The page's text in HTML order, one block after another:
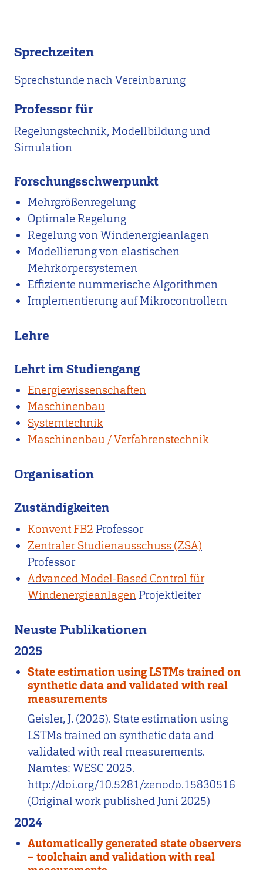
Sprechzeiten
Sprechstunde nach Vereinbarung
Professor für
Regelungstechnik, Modellbildung und
Simulation
Forschungsschwerpunkt
Mehrgrößenregelung
Optimale Regelung
Regelung von Windenergieanlagen
Modellierung von elastischen
Mehrkörpersystemen
Effiziente nummerische Algorithmen
Implementierung auf Mikrocontrollern
Lehre
Lehrt im Studiengang
Energiewissenschaften
Maschinenbau
Systemtechnik
Maschinenbau / Verfahrenstechnik
Organisation
Zuständigkeiten
Konvent FB2 Professor
Zentraler Studienausschuss (ZSA)
Professor
Advanced Model-Based Control für
Windenergieanlagen Projektleiter
Neuste Publikationen
2025
State estimation using LSTMs trained on
synthetic data and validated with real
measurements
Geisler, J. (2025). State estimation using
LSTMs trained on synthetic data and
validated with real measurements.
Namtes: WESC 2025.
http://doi.org/10.5281/zenodo.15830516
(Original work published Juni 2025)
2024
Automatically generated state observers
– toolchain and validation with real